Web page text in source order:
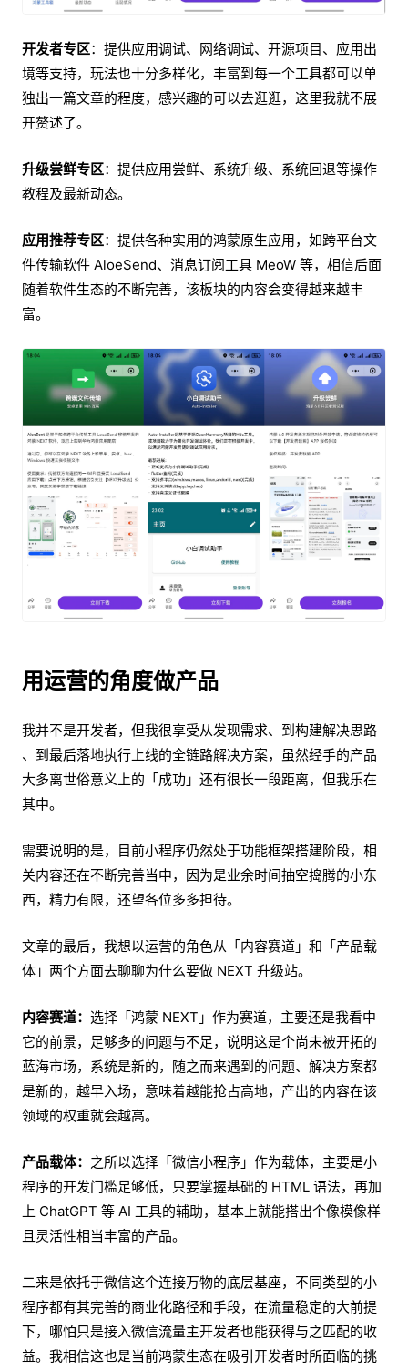
开发者专区：提供应用调试、网络调试、开源项目、应用出
境等支持，玩法也十分多样化，丰富到每一个工具都可以单
独出一篇文章的程度，感兴趣的可以去逛逛，这里我就不展
开赘述了。
升级尝鲜专区：提供应用尝鲜、系统升级、系统回退等操作
教程及最新动态。
应用推荐专区：提供各种实用的鸿蒙原生应用，如跨平台文
件传输软件 AloeSend、消息订阅工具 MeoW 等，相信后面
随着软件生态的不断完善，该板块的内容会变得越来越丰
富。
用运营的角度做产品
我并不是开发者，但我很享受从发现需求、到构建解决思路
、到最后落地执行上线的全链路解决方案，虽然经手的产品
大多离世俗意义上的「成功」还有很长一段距离，但我乐在
其中。
需要说明的是，目前小程序仍然处于功能框架搭建阶段，相
关内容还在不断完善当中，因为是业余时间抽空捣腾的小东
西，精力有限，还望各位多多担待。
文章的最后，我想以运营的角色从「内容赛道」和「产品载
体」两个方面去聊聊为什么要做 NEXT 升级站。
内容赛道： 选择「鸿蒙 NEXT」作为赛道，主要还是我看中
它的前景，足够多的问题与不足，说明这是个尚未被开拓的
蓝海市场，系统是新的，随之而来遇到的问题、解决方案都
是新的，越早入场，意味着越能抢占高地，产出的内容在该
领域的权重就会越高。
产品载体： 之所以选择「微信小程序」作为载体，主要是小
程序的开发门槛足够低，只要掌握基础的 HTML 语法，再加
上 ChatGPT 等 AI 工具的辅助，基本上就能搭出个像模像样
且灵活性相当丰富的产品。
二来是依托于微信这个连接万物的底层基座，不同类型的小
程序都有其完善的商业化路径和手段，在流量稳定的大前提
下，哪怕只是接入微信流量主开发者也能获得与之匹配的收
益。我相信这也是当前鸿蒙生态在吸引开发者时所面临的挑